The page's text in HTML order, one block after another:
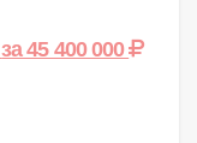
за 45 400 000